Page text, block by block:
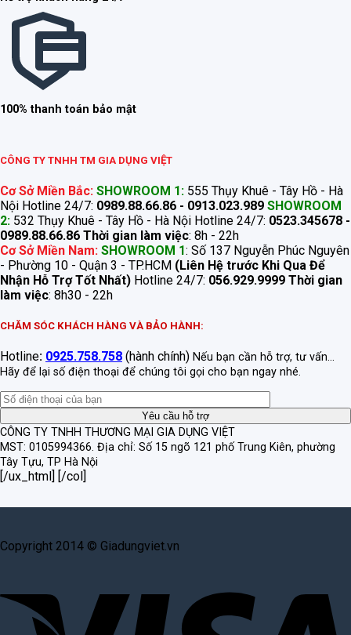
100% thanh toán bảo mật
CÔNG TY TNHH TM GIA DỤNG VIỆT
Cơ Sở Miền Bắc: SHOWROOM 1: 555 Thụy Khuê - Tây Hồ - Hà
Nội Hotline 24/7: 0989.88.66.86 - 0913.023.989 SHOWROOM
2: 532 Thụy Khuê - Tây Hồ - Hà Nội Hotline 24/7: 0523.345678 -
0989.88.66.86 Thời gian làm việc: 8h - 22h
Cơ Sở Miền Nam: SHOWROOM 1: Số 137 Nguyễn Phúc Nguyên
- Phường 10 - Quận 3 - TP.HCM (Liên Hệ trước Khi Qua Để
Nhận Hỗ Trợ Tốt Nhất) Hotline 24/7: 056.929.9999 Thời gian
làm việc: 8h30 - 22h
CHĂM SÓC KHÁCH HÀNG VÀ BẢO HÀNH:
Hotline: 0925.758.758 (hành chính) Nếu bạn cần hỗ trợ, tư vấn...
Hãy để lại số điện thoại để chúng tôi gọi cho bạn ngay nhé.
CÔNG TY TNHH THƯƠNG MẠI GIA DỤNG VIỆT
MST: 0105994366. Địa chỉ: Số 15 ngõ 121 phố Trung Kiên, phường
Tây Tựu, TP Hà Nội
[/ux_html] [/col]
Copyright 2014 © Giadungviet.vn